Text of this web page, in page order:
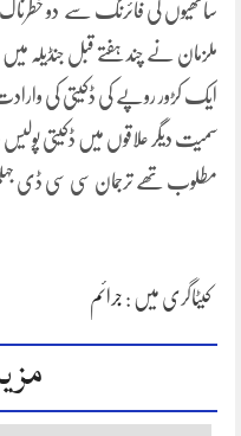
ساتھیوں کی فائرنگ سے دو
ملزمان نے چند ہفتے قبل جنڈیلہ میں
ایک کڑور روپے کی ڈکیتی کی
سمیت دیگر علاقوں میں ڈکیتی
مطلوب تھے ترجمان سی سی ڈی
کیٹاگری میں : جرائم